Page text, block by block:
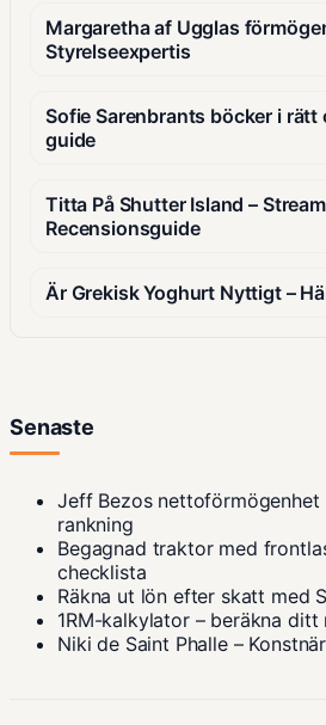
Margaretha af Ugglas
Styrelseexpertis
Sofie Sarenbrants böcker i
guide
Titta På Shutter Island –
Recensionsguide
Är Grekisk Yoghurt Nyttigt –
Senaste
Jeff Bezos
rankning
Begagnad traktor med
checklista
Räkna ut lön efter skatt med
1RM-kalkylator – beräkna
Niki de Saint Phalle –